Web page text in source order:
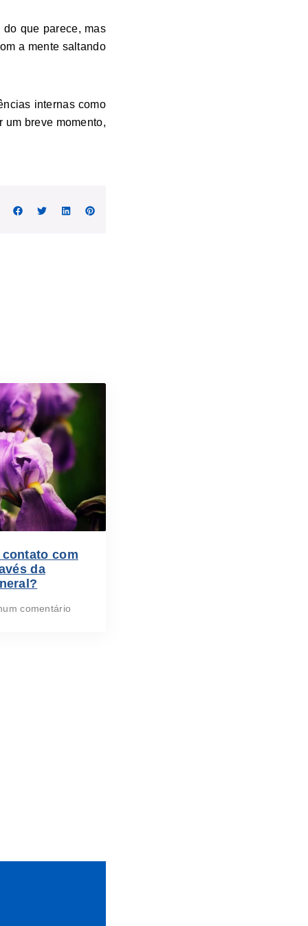
que parece, mas
a mente saltando
internas como
breve momento,
com
da
comentário